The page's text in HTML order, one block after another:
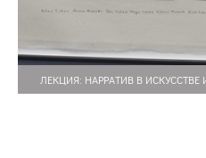
ЛЕКЦИЯ: НАРРАТИВ В